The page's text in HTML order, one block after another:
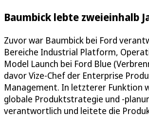
Baumbick lebte zweieinhalb
Zuvor war Baumbick bei Ford
Bereiche Industrial Platform,
Model Launch bei Ford Blue
davor Vize-Chef der Enterprise
Management. In letzterer Funktion
globale Produktstrategie und -
verantwortlich und leitete die